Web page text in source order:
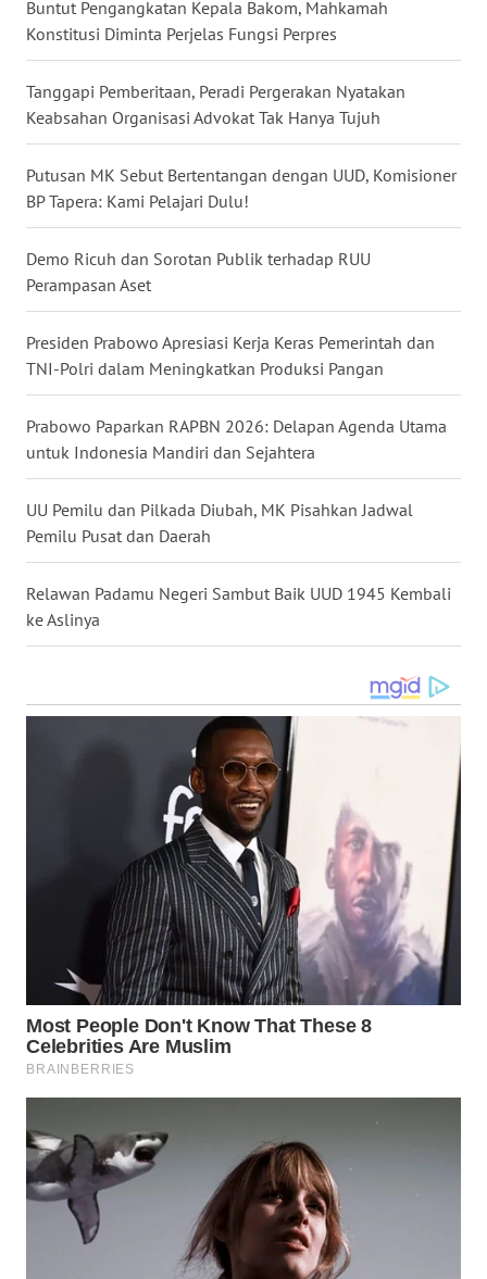
Buntut Pengangkatan Kepala Bakom, Mahkamah
Konstitusi Diminta Perjelas Fungsi Perpres
Tanggapi Pemberitaan, Peradi Pergerakan Nyatakan
Keabsahan Organisasi Advokat Tak Hanya Tujuh
Putusan MK Sebut Bertentangan dengan UUD, Komisioner
BP Tapera: Kami Pelajari Dulu!
Demo Ricuh dan Sorotan Publik terhadap RUU
Perampasan Aset
Presiden Prabowo Apresiasi Kerja Keras Pemerintah dan
TNI-Polri dalam Meningkatkan Produksi Pangan
Prabowo Paparkan RAPBN 2026: Delapan Agenda Utama
untuk Indonesia Mandiri dan Sejahtera
UU Pemilu dan Pilkada Diubah, MK Pisahkan Jadwal
Pemilu Pusat dan Daerah
Relawan Padamu Negeri Sambut Baik UUD 1945 Kembali
ke Aslinya
WN
WN
KALTIM
WN
SULSEL
WN
GORONTALO
WN
SULUT
WN
WN
MALUT
DAIRI
LANGKAT
WN
TAPANULI
WN
TANJUNG
LESUNG